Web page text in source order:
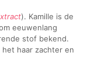
). Kamille is de
eeuwenlang
stof bekend.
haar zachter en